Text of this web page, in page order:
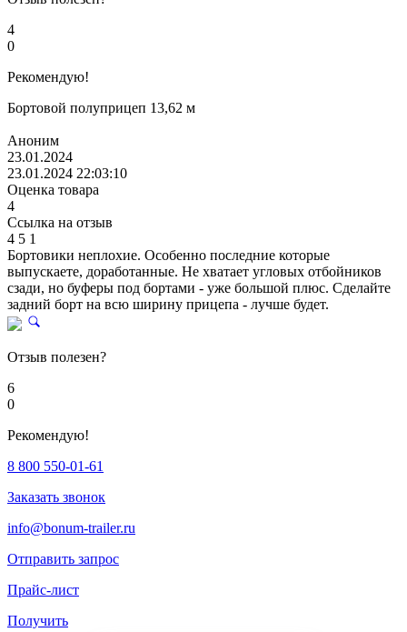
4
0
Рекомендую!
Бортовой полуприцеп 13,62 м
Аноним
23.01.2024
23.01.2024 22:03:10
Оценка товара
4
Ссылка на отзыв
4 5 1
Бортовики неплохие. Особенно последние которые
выпускаете, доработанные. Не хватает угловых отбойников
сзади, но буферы под бортами - уже большой плюс. Сделайте
задний борт на всю ширину прицепа - лучше будет.
Отзыв полезен?
6
0
Рекомендую!
8 800 550-01-61
Заказать звонок
info@bonum-trailer.ru
Отправить запрос
Прайс-лист
Получить